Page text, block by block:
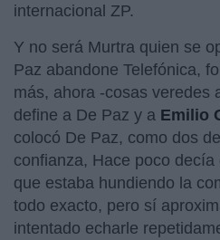
internacional ZP.
Y no será Murtra quien se
Paz abandone Telefónica,
más, ahora -cosas veredes
define a De Paz y a Emilio
colocó De Paz, como dos
confianza, Hace poco
que estaba hundiendo la
todo exacto, pero sí
intentado echarle